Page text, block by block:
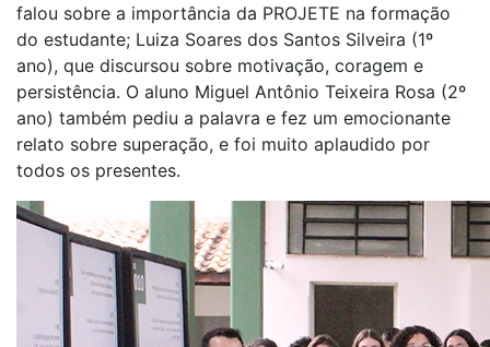
falou sobre a importância da PROJETE na formação
do estudante; Luiza Soares dos Santos Silveira (1º
ano), que discursou sobre motivação, coragem e
persistência. O aluno Miguel Antônio Teixeira Rosa (2º
ano) também pediu a palavra e fez um emocionante
relato sobre superação, e foi muito aplaudido por
todos os presentes.